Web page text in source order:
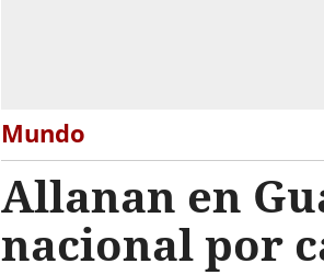
Mundo
Allanan en
nacional por